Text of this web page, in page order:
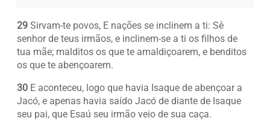
29 Sirvam-te povos, E nações se inclinem a ti: Sê
senhor de teus irmãos, e inclinem-se a ti os filhos de
tua mãe; malditos os que te amaldiçoarem, e benditos
os que te abençoarem.
30 E aconteceu, logo que havia Isaque de abençoar a
Jacó, e apenas havia saído Jacó de diante de Isaque
seu pai, que Esaú seu irmão veio de sua caça.